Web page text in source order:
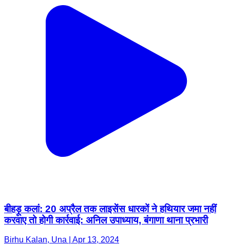
बीहड़ू कलां: 20 अप्रैल तक लाइसेंस धारकों ने हथियार जमा नहीं
करवाए तो होगी कार्रवाई: अनिल उपाध्याय, बंगाणा थाना प्रभारी
Birhu Kalan, Una | Apr 13, 2024